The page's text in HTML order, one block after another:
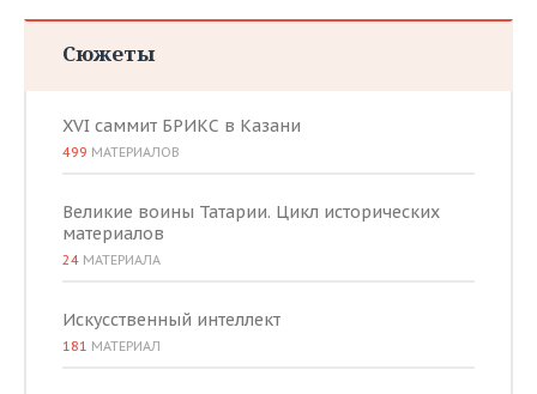
Сюжеты
XVI саммит БРИКС в Казани
499 МАТЕРИАЛОВ
Великие воины Татарии. Цикл исторических
материалов
24 МАТЕРИАЛА
Искусственный интеллект
181 МАТЕРИАЛ